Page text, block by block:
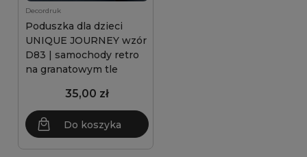
Decordruk
Poduszka dla dzieci
UNIQUE JOURNEY wzór
D83 | samochody retro
na granatowym tle
35,00 zł
Do koszyka